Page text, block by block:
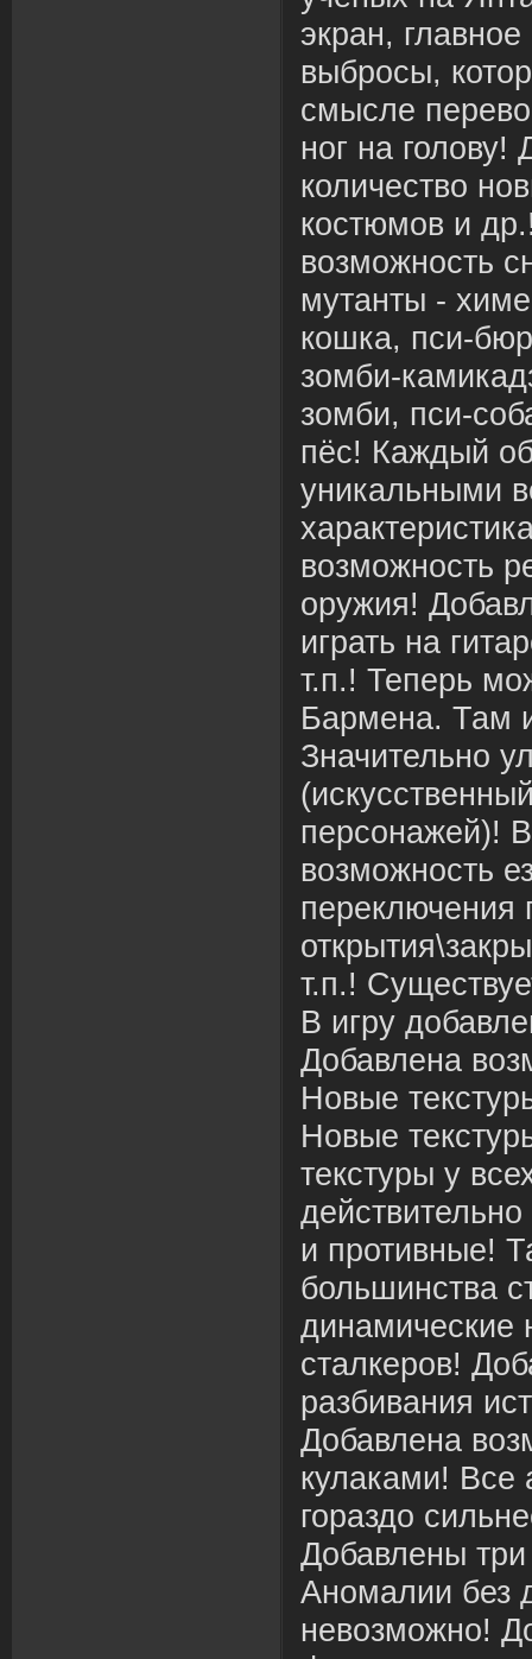
экран,
выбросы,
смысле
ног на
количество
костюмов и
возможность
мутанты -
кошка, пси-
зомби-
зомби, пси-
пёс! Каждый
уникальными
возможность
оружия!
играть на
т.п.! Теперь
Бармена. Там
Значительно
персонажей)!
возможность
переключения
т.п.!
В игру
Добавлена
Новые
Новые
текстуры у
и противные!
большинства
динамические
сталкеров!
разбивания
Добавлена
кулаками! Все
гораздо
Добавлены три
Аномалии без
невозможно!